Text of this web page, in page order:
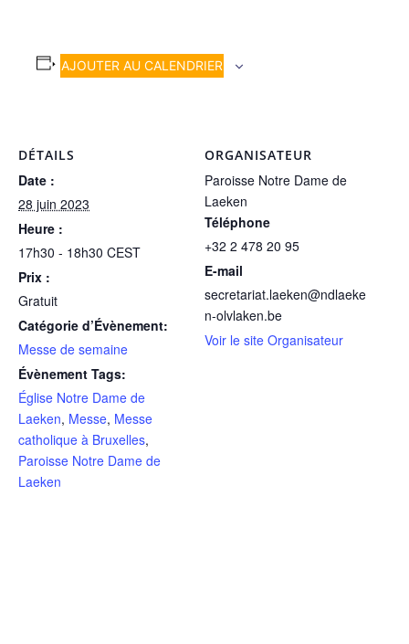
AJOUTER AU CALENDRIER
DÉTAILS
Date :
28 juin 2023
Heure :
17h30 - 18h30 CEST
Prix :
Gratuit
Catégorie d’Évènement:
Messe de semaine
Évènement Tags:
Église Notre Dame de
Laeken, Messe, Messe
catholique à Bruxelles,
Paroisse Notre Dame de
Laeken
ORGANISATEUR
Paroisse Notre Dame de
Laeken
Téléphone
+32 2 478 20 95
E-mail
secretariat.laeken@ndlaeke
n-olvlaken.be
Voir le site Organisateur